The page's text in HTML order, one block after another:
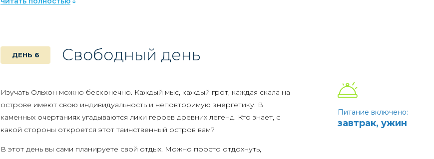
Малого Моря с обзорной площадки, прикоснётесь к белокаменному
панорам Байкала с вершины мыса Шунтэ.
Вернувшись вечером в гостиницу, вы будете ещё долго пересматривать
вам эта поездка.
Питание включено:
завтрак, ужин
ДЕНЬ 6 Свободный день
Изучать Ольхон можно бесконечно. Каждый мыс, каждый грот, каждая скала на
острове имеют свою индивидуальность и неповторимую энергетику. В
каменных очертаниях угадываются лики героев древних легенд. Кто знает, с
какой стороны откроется этот таинственный остров вам?
В этот день вы сами планируете свой отдых. Можно просто отдохнуть,